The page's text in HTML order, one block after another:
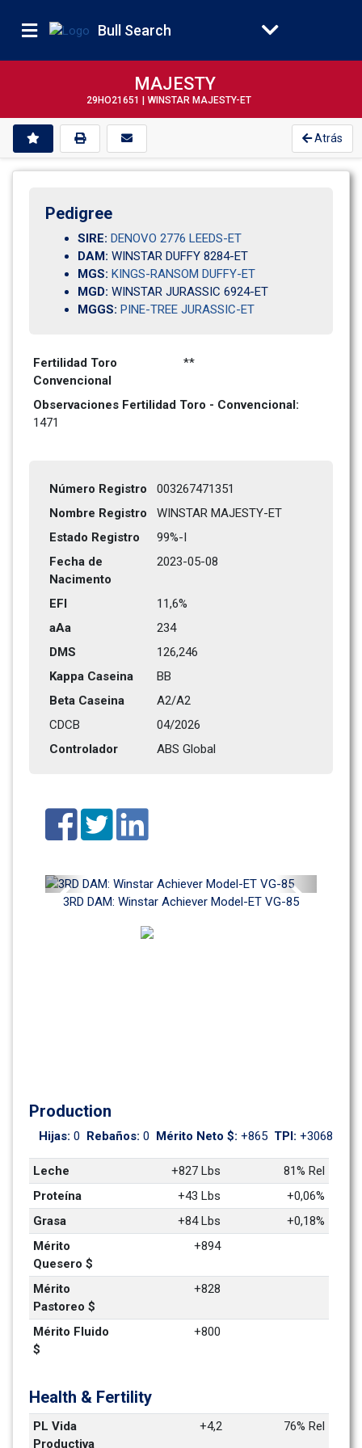
Bull Search
MAJESTY
29HO21651 | WINSTAR MAJESTY-ET
Atrás
Pedigree
SIRE: DENOVO 2776 LEEDS-ET
DAM: WINSTAR DUFFY 8284-ET
MGS: KINGS-RANSOM DUFFY-ET
MGD: WINSTAR JURASSIC 6924-ET
MGGS: PINE-TREE JURASSIC-ET
Fertilidad Toro
Convencional
**
Observaciones Fertilidad Toro - Convencional:
1471
Número Registro
003267471351
Nombre Registro
WINSTAR MAJESTY-ET
Estado Registro
99%-I
Fecha de
Nacimento
2023-05-08
EFI
11,6%
aAa
234
DMS
126,246
Kappa Caseina
BB
Beta Caseina
A2/A2
CDCB
04/2026
Controlador
ABS Global
3RD DAM: Winstar Achiever Model-ET VG-85
Previous Next
Production
Hijas: 0 Rebaños: 0 Mérito Neto $: +865 TPI: +3068
Leche +827 Lbs
81% Rel
Proteína
+43 Lbs
+0,06%
Grasa
+84 Lbs
+0,18%
Mérito
Quesero $
+894
Mérito
Pastoreo $
+828
Mérito Fluido
$
+800
Health & Fertility
PL Vida
Productiva
+4,2 76% Rel